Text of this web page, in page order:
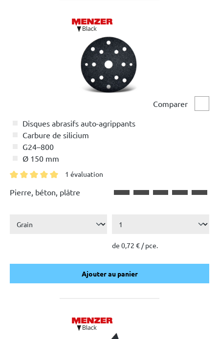
Comparer
Disques abrasifs auto-agrippants
Carbure de silicium
G24–800
Ø 150 mm
1 évaluation
Pierre, béton, plâtre
de 0,72 € / pce.
Ajouter au panier
Ajouter au panier